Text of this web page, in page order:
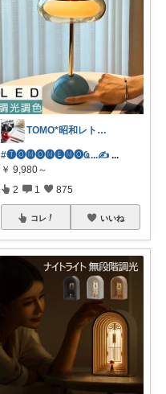
TOMO*昭和レトロ 📷🍎
#🅣🅞︎🅜🅞︎🅜🅔︎🅜🅞︎︎︎︎Ҩ...✍ ...
￥ 9,980～
2 1 875
コレ いいね